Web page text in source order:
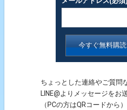
ちょっとした連絡やご質問
LINE@よりメッセージをお
（PCの方はQRコードから）